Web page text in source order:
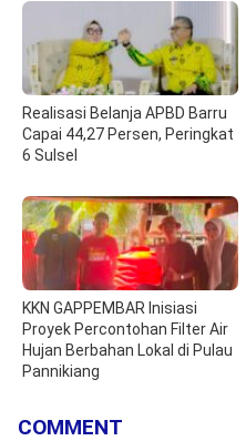
Realisasi Belanja APBD Barru
Capai 44,27 Persen, Peringkat
6 Sulsel
KKN GAPPEMBAR Inisiasi
Proyek Percontohan Filter Air
Hujan Berbahan Lokal di Pulau
Pannikiang
COMMENT